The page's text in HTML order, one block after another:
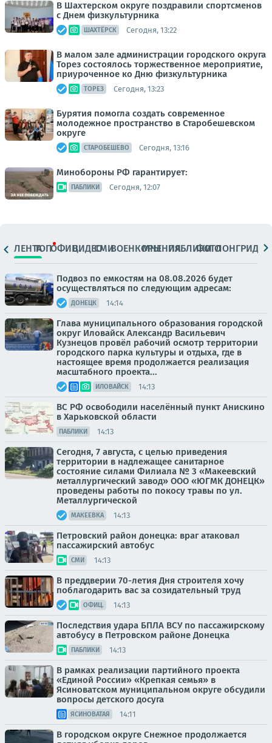
В Шахтерском округе поздравили спортсменов
с Днем физкультурника
ШАХТЁРСК Сегодня, 13:22
В малом зале администрации городского округа
Торез состоялось торжественное мероприятие,
приуроченное ко Дню физкультурника
ТОРЕЗ Сегодня, 13:23
Бурятия помогла создать современное
молодежное пространство в Старобешевском
округе
СТАРОБЕШЕВО Сегодня, 13:16
Минобороны РФ гарантирует:
ПАБЛИКИ Сегодня, 12:07
ЛЕНТАТОПОФИЦ.ВИДЕОСМИВОЕНКОРЫМНЕНИЯПАБЛИКИ
ФОТОЛОНГРИДЫ
Подвоз по емкостям на 08.08.2026 будет
осуществляться по следующим адресам:
ДОНЕЦК 14:14
Глава муниципального образования городской
округ Иловайск Александр Васильевич
Кузнецов провёл рабочий осмотр территории
городского парка культуры и отдыха, где в
настоящее время продолжается реализация
масштабного проекта...
ИЛОВАЙСК 14:13
ВС РФ освободили населённый пункт Анискино
в Харьковской области
ПАБЛИКИ 14:13
Сегодня, 7 августа, с целью приведения
территории в надлежащее санитарное
состояние силами Филиала № 3 «Макеевский
металлургический завод» ООО «ЮГМК ДОНЕЦК»
проведены работы по покосу травы по ул.
Металлургической
МАКЕЕВКА 14:13
Петровский район донецка: враг атаковал
пассажирский автобус
СМИ 14:13
В преддверии 70-летия Дня строителя хочу
поблагодарить вас за созидательный труд
ОФИЦ. 14:13
Последствия удара БПЛА ВСУ по пассажирскому
автобусу в Петровском районе Донецка
ПАБЛИКИ 14:13
В рамках реализации партийного проекта
«Единой России» «Крепкая семья» в
Ясиноватском муниципальном округе обсудили
вопросы детского досуга
ЯСИНОВАТАЯ 14:11
В городском округе Снежное продолжается